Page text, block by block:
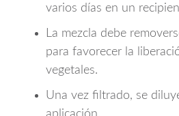
varios días en un
La mezcla debe
para favorecer la
vegetales.
Una vez filtrado, se